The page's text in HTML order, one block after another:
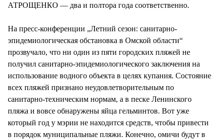
АТРОЩЕНКО — два и полтора года соответственно.
На пресс-конференции „Летний сезон: санитарно-
эпидемиологическая обстановка в Омской области“
прозвучало, что ни один из пяти городских пляжей не
получил санитарно-эпидемиологического заключения на
использование водного объекта в целях купания. Состояние
всех пляжей признано неудовлетворительным по
санитарно-техническим нормам, а в песке Ленинского
пляжа и вовсе обнаружены яйца гельминтов. Вот уже
который год у мэрии не находится средств, чтобы привести
в порядок муниципальные пляжи. Конечно, омичи будут в